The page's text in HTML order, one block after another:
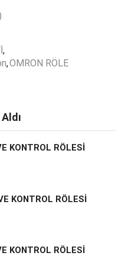
,
,OMRON RÖLE
KONTROL RÖLESİ
KONTROL RÖLESİ
KONTROL RÖLESİ